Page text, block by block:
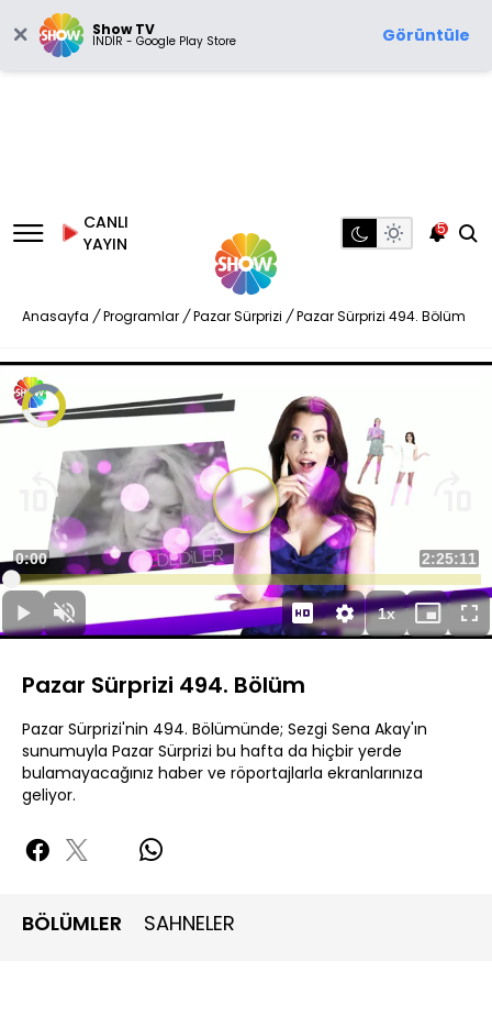
Show TV
İNDİR - Google Play Store Görüntüle
CANLI
YAYIN
5
Anasayfa / Programlar / Pazar Sürprizi / Pazar Sürprizi 494. Bölüm
DuraklatSesi
Aç
Süre
0:00 Toplam
Süre
2:25:11
Yüklendi:
0.12%
1xOynatma
Hızı
Mini
oynatıcı
Pazar Sürprizi 494. Bölüm
Pazar Sürprizi'nin 494. Bölümünde; Sezgi Sena Akay'ın
sunumuyla Pazar Sürprizi bu hafta da hiçbir yerde
bulamayacağınız haber ve röportajlarla ekranlarınıza
geliyor.
BÖLÜMLER SAHNELER